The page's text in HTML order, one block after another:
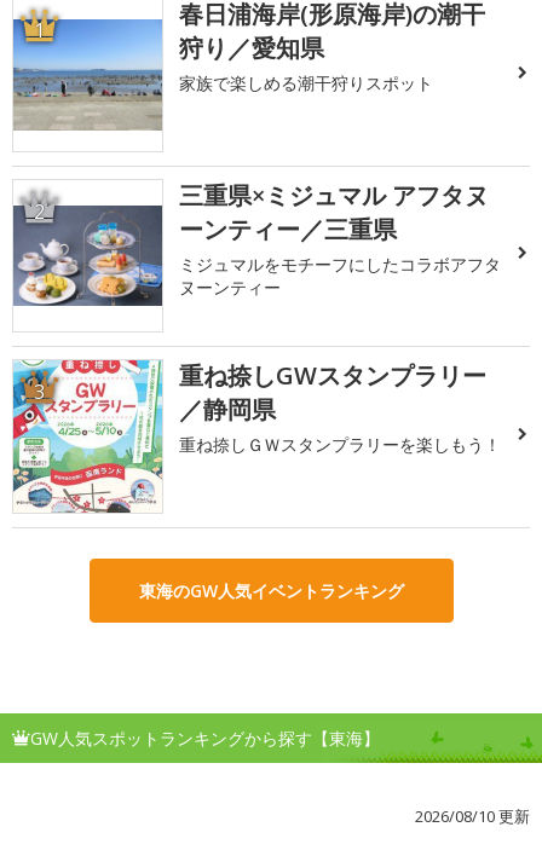
1
春日浦海岸(形原海岸)の潮干
狩り／愛知県
家族で楽しめる潮干狩りスポット
2
三重県×ミジュマル アフタヌ
ーンティー／三重県
ミジュマルをモチーフにしたコラボアフタ
ヌーンティー
3
重ね捺しGWスタンプラリー
／静岡県
重ね捺しＧＷスタンプラリーを楽しもう！
東海のGW人気イベントランキング
GW人気スポットランキングから探す【東海】
2026/08/10 更新